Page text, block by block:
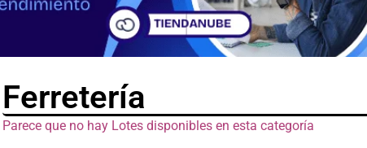
Ferretería
Parece que no hay Lotes disponibles en esta categoría